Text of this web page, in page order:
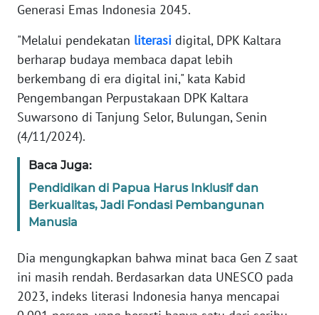
Generasi Emas Indonesia 2045.
"Melalui pendekatan literasi digital, DPK Kaltara
berharap budaya membaca dapat lebih
berkembang di era digital ini," kata Kabid
Pengembangan Perpustakaan DPK Kaltara
Suwarsono di Tanjung Selor, Bulungan, Senin
(4/11/2024).
Baca Juga:
Pendidikan di Papua Harus Inklusif dan
Berkualitas, Jadi Fondasi Pembangunan
Manusia
Dia mengungkapkan bahwa minat baca Gen Z saat
ini masih rendah. Berdasarkan data UNESCO pada
2023, indeks literasi Indonesia hanya mencapai
Wahana
News
WN
SUMUT
JAKARTA
WN
BANTEN